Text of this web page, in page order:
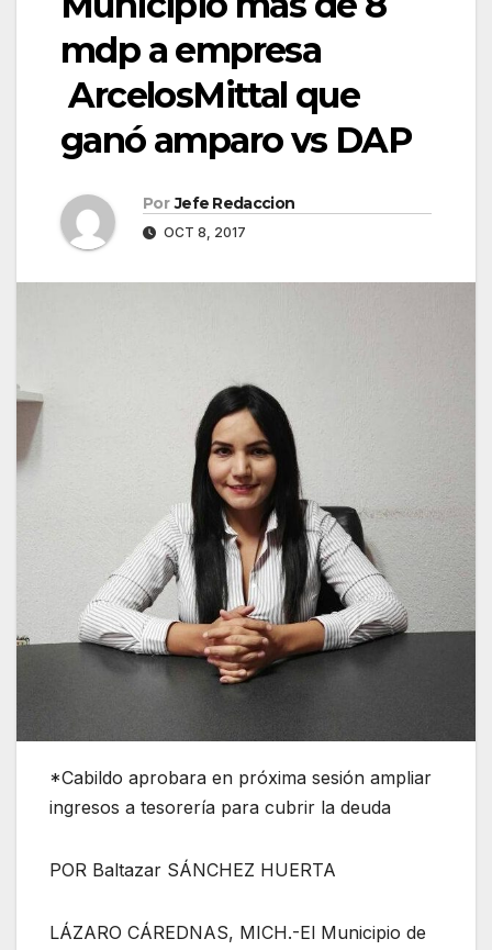
mdp a empresa
ArcelosMittal que
ganó amparo vs DAP
Por Jefe Redaccion
OCT 8, 2017
*Cabildo aprobara en próxima sesión ampliar
ingresos a tesorería para cubrir la deuda
POR Baltazar SÁNCHEZ HUERTA
LÁZARO CÁREDNAS, MICH.-El Municipio de